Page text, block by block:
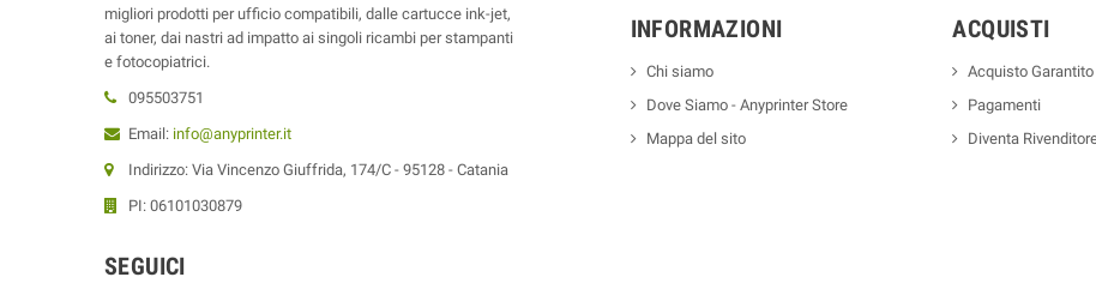
migliori prodotti per ufficio compatibili, dalle cartucce ink-jet,
ai toner, dai nastri ad impatto ai singoli ricambi per stampanti
e fotocopiatrici.
095503751
Email: info@anyprinter.it
Indirizzo: Via Vincenzo Giuffrida, 174/C - 95128 - Catania
PI: 06101030879
SEGUICI
INFORMAZIONI
Chi siamo
Dove Siamo - Anyprinter Store
Mappa del sito
ACQUISTI
Acquisto Garantito
Pagamenti
Diventa